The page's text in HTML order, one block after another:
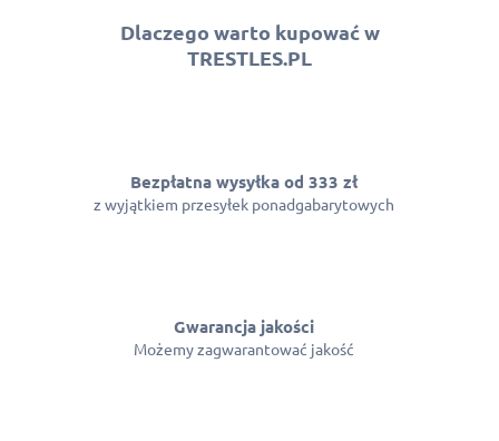
Dlaczego warto kupować w
TRESTLES.PL
Bezpłatna wysyłka od 333 zł
z wyjątkiem przesyłek ponadgabarytowych
Gwarancja jakości
Możemy zagwarantować jakość